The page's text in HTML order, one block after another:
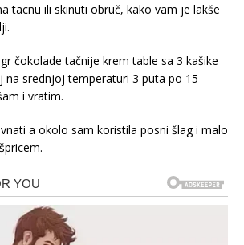
tacnu ili skinuti obruč, kako vam je lakše
čokolade tačnije krem table sa 3 kašike
na srednjoj temperaturi 3 puta po 15
i vratim.
a okolo sam koristila posni šlag i malo